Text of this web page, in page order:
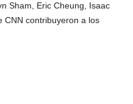
Sham, Eric Cheung, Isaac
CNN contribuyeron a los